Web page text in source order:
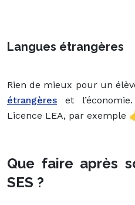
Langues étrangères
Rien de mieux pour un
étrangères et
Licence LEA, par exemple
Que faire après
SES ?